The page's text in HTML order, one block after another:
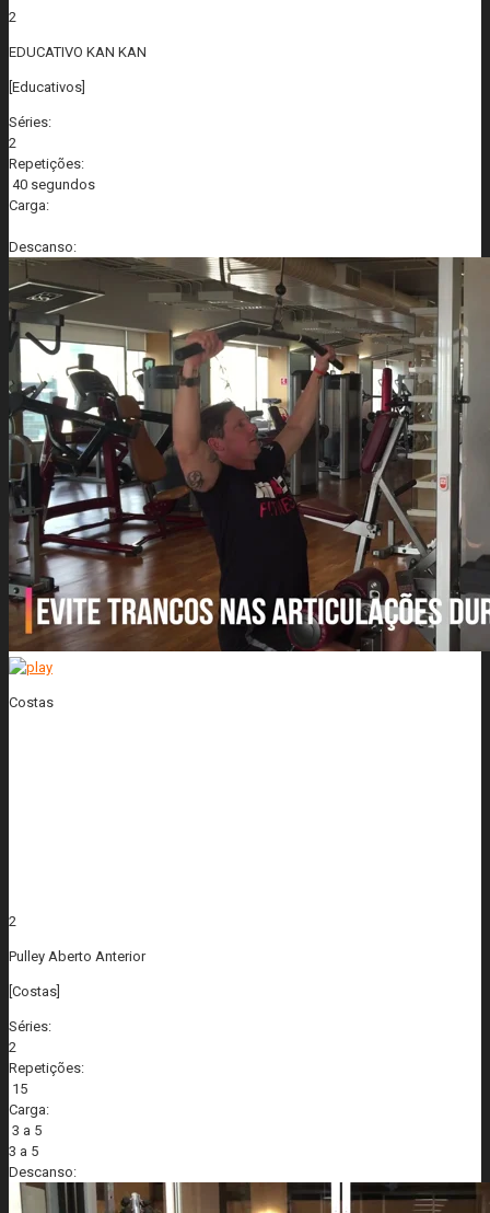
2
EDUCATIVO KAN KAN
[Educativos]
Séries:
2
Repetições:
40 segundos
Carga:
Descanso:
Costas
2
Pulley Aberto Anterior
[Costas]
Séries:
2
Repetições:
15
Carga:
3 a 5
3 a 5
Descanso: